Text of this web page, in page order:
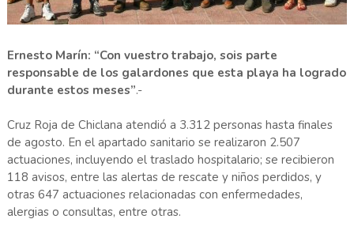
Ernesto Marín: “Con vuestro trabajo, sois parte
responsable de los galardones que esta playa ha logrado
durante estos meses”.-
Cruz Roja de Chiclana atendió a 3.312 personas hasta finales
de agosto. En el apartado sanitario se realizaron 2.507
actuaciones, incluyendo el traslado hospitalario; se recibieron
118 avisos, entre las alertas de rescate y niños perdidos, y
otras 647 actuaciones relacionadas con enfermedades,
alergias o consultas, entre otras.